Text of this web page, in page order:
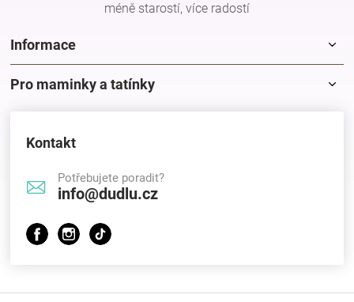
méně starostí, více radostí
Informace
Pro maminky a tatínky
Kontakt
Potřebujete poradit?
info@dudlu.cz